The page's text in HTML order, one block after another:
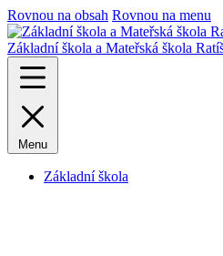
Rovnou na obsah Rovnou na menu
Základní škola a Mateřská škola
Menu
Základní škola